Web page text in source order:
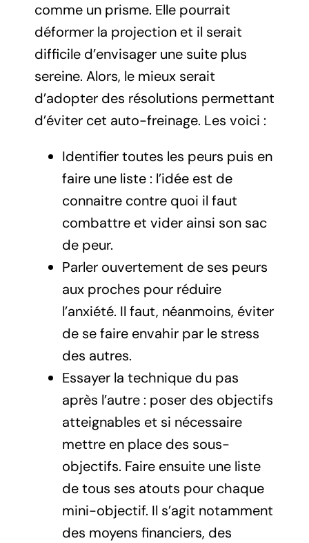
comme un prisme. Elle pourrait
déformer la projection et il serait
difficile d’envisager une suite plus
sereine. Alors, le mieux serait
d’adopter des résolutions permettant
d’éviter cet auto-freinage. Les voici :
Identifier toutes les peurs puis en
faire une liste : l’idée est de
connaitre contre quoi il faut
combattre et vider ainsi son sac
de peur.
Parler ouvertement de ses peurs
aux proches pour réduire
l’anxiété. Il faut, néanmoins, éviter
de se faire envahir par le stress
des autres.
Essayer la technique du pas
après l’autre : poser des objectifs
atteignables et si nécessaire
mettre en place des sous-
objectifs. Faire ensuite une liste
de tous ses atouts pour chaque
mini-objectif. Il s’agit notamment
des moyens financiers, des